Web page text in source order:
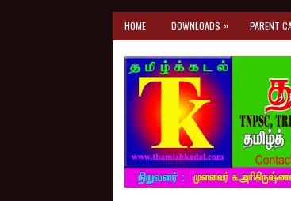
HOME DOWNLOADS » PARENT